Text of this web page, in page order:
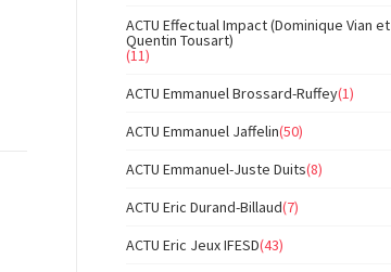
ACTU Effectual Impact (Dominique Vian et
Quentin Tousart)
(11)
ACTU Emmanuel Brossard-Ruffey(1)
ACTU Emmanuel Jaffelin(50)
ACTU Emmanuel-Juste Duits(8)
ACTU Eric Durand-Billaud(7)
ACTU Eric Jeux IFESD(43)